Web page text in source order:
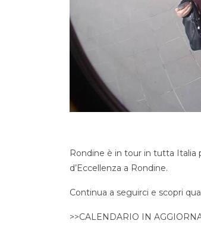
Rondine è in tour in tutta Italia
d’Eccellenza a Rondine.
Continua a seguirci e scopri
>>CALENDARIO IN